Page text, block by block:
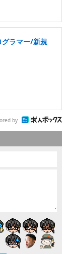
グラマー/新規
by